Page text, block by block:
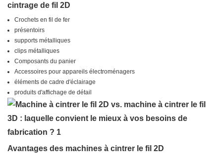
cintrage de fil 2D
Crochets en fil de fer
présentoirs
supports métalliques
clips métalliques
Composants du panier
Accessoires pour appareils électroménagers
éléments de cadre d'éclairage
produits d'affichage de détail
Avantages des machines à cintrer le fil 2D